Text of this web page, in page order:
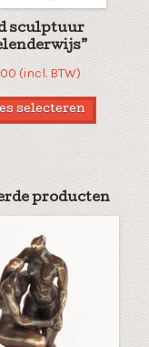
sculptuur
(incl. BTW)
selecteren
producten